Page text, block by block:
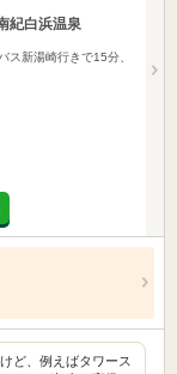
紀白浜温泉
ス新湯崎行きで15分、
ど、例えばタワース